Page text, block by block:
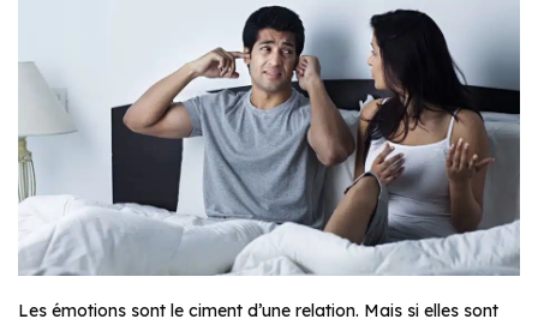
Les émotions sont le ciment d’une relation. Mais si elles sont